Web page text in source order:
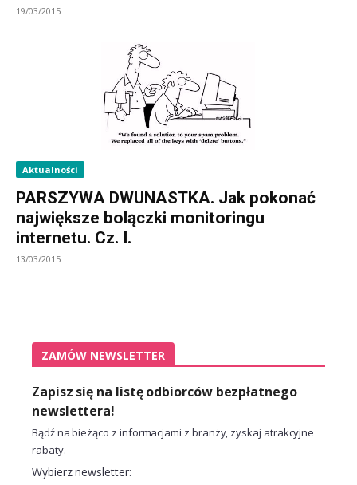
19/03/2015
Aktualności
PARSZYWA DWUNASTKA. Jak pokonać
największe bolączki monitoringu
internetu. Cz. I.
13/03/2015
ZAMÓW NEWSLETTER
Zapisz się na listę odbiorców bezpłatnego
newslettera!
Bądź na bieżąco z informacjami z branży, zyskaj atrakcyjne
rabaty.
Wybierz newsletter: